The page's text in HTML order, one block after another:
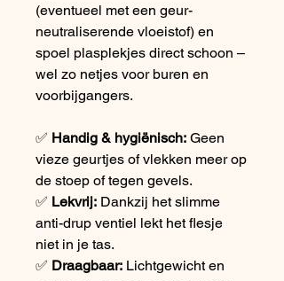
(eventueel met een geur-
neutraliserende vloeistof) en
spoel plasplekjes direct schoon –
wel zo netjes voor buren en
voorbijgangers.
✅ Handig & hygiënisch: Geen
vieze geurtjes of vlekken meer op
de stoep of tegen gevels.
✅ Lekvrij: Dankzij het slimme
anti-drup ventiel lekt het flesje
niet in je tas.
✅ Draagbaar: Lichtgewicht en